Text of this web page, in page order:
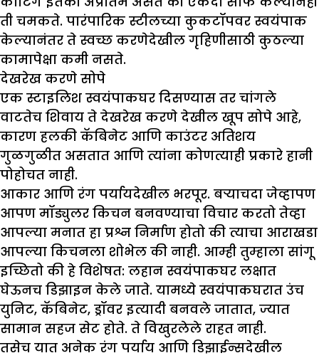
ती चमकते. पारंपारिक स्टीलच्या कुकटॉपवर स्वयंपाक
केल्यानंतर ते स्वच्छ करणेदेखील गृहिणीसाठी कुठल्या
कामापेक्षा कमी नसते.
देखरेख करणे सोपे
एक स्टाइलिश स्वयंपाकघर दिसण्यास तर चांगले
वाटतेच शिवाय ते देखरेख करणे देखील खूप सोपे आहे,
कारण हलकी कॅबिनेट आणि काउंटर अतिशय
गुळगुळीत असतात आणि त्यांना कोणत्याही प्रकारे हानी
पोहोचत नाही.
आकार आणि रंग पर्यायदेखील भरपूर. बऱ्याचदा जेव्हापण
आपण मॉड्युलर किचन बनवण्याचा विचार करतो तेव्हा
आपल्या मनात हा प्रश्न निर्माण होतो की त्याचा आराखडा
आपल्या किचनला शोभेल की नाही. आम्ही तुम्हाला सांगू
इच्छितो की हे विशेषत: लहान स्वयंपाकघर लक्षात
घेऊनच डिझाइन केले जाते. यामध्ये स्वयंपाकघरात उंच
युनिट, कॅबिनेट, ड्रॉवर इत्यादी बनवले जातात, ज्यात
सामान सहज सेट होते. ते विखुरलेले राहत नाही.
तसेच यात अनेक रंग पर्याय आणि डिझाईन्सदेखील